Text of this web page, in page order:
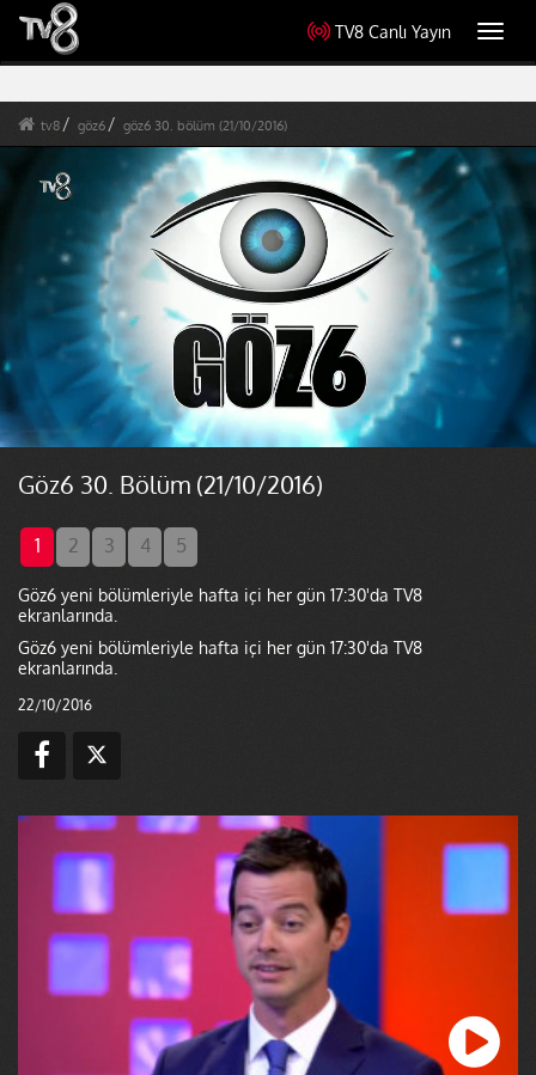
TV8 Canlı Yayın
tv8 göz6 göz6 30. bölüm (21/10/2016)
Göz6 30. Bölüm (21/10/2016)
1 2 3 4 5
Göz6 yeni bölümleriyle hafta içi her gün 17:30'da TV8
ekranlarında.
Göz6 yeni bölümleriyle hafta içi her gün 17:30'da TV8
ekranlarında.
22/10/2016